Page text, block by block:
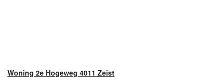
Woning 2e Hogeweg 4011 Zeist